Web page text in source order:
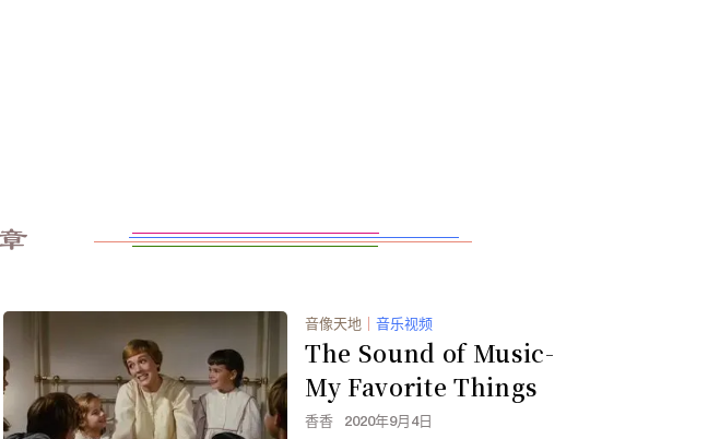
音像天地 音乐视频
The Sound of Music-
My Favorite Things
香香 2020年9月4日